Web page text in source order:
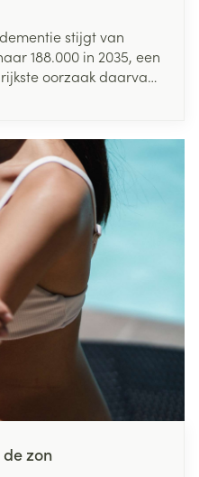
stijgt van
188.000 in 2035, een
oorzaak daarvan
meest bekende
zon